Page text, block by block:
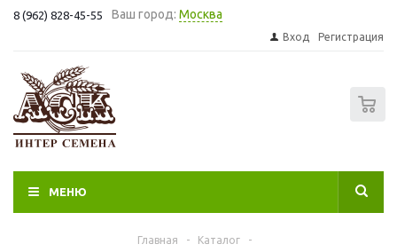
8 (962) 828-45-55 Ваш город: Москва
Вход Регистрация
МЕНЮ
Главная - Каталог
-